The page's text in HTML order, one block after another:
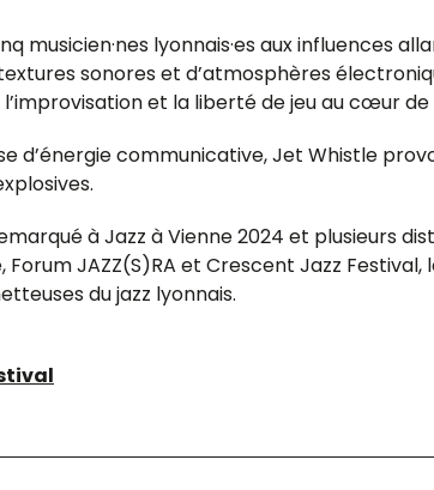
musicien·nes lyonnais·es aux influences
sonores et d’atmosphères
et la liberté de jeu au cœur
d’énergie communicative, Jet Whistle
à Jazz à Vienne 2024 et plusieurs
Forum JAZZ(S)RA et Crescent Jazz
du jazz lyonnais.